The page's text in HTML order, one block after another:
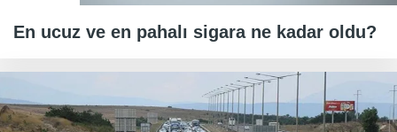
En ucuz ve en pahalı sigara ne kadar oldu?